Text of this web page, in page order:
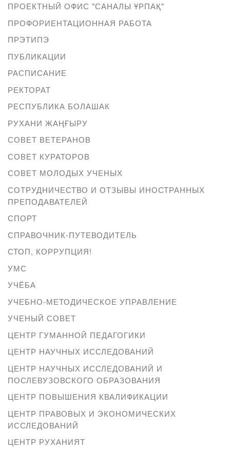
ПРОЕКТНЫЙ ОФИС "САНАЛЫ ҰРПАҚ"
ПРОФОРИЕНТАЦИОННАЯ РАБОТА
ПРЭТИПЭ
ПУБЛИКАЦИИ
РАСПИСАНИЕ
РЕКТОРАТ
РЕСПУБЛИКА БОЛАШАК
РУХАНИ ЖАҢҒЫРУ
СОВЕТ ВЕТЕРАНОВ
СОВЕТ КУРАТОРОВ
СОВЕТ МОЛОДЫХ УЧЕНЫХ
СОТРУДНИЧЕСТВО И ОТЗЫВЫ ИНОСТРАННЫХ
ПРЕПОДАВАТЕЛЕЙ
СПОРТ
СПРАВОЧНИК-ПУТЕВОДИТЕЛЬ
СТОП, КОРРУПЦИЯ!
УМС
УЧЁБА
УЧЕБНО-МЕТОДИЧЕСКОЕ УПРАВЛЕНИЕ
УЧЕНЫЙ СОВЕТ
ЦЕНТР ГУМАННОЙ ПЕДАГОГИКИ
ЦЕНТР НАУЧНЫХ ИССЛЕДОВАНИЙ
ЦЕНТР НАУЧНЫХ ИССЛЕДОВАНИЙ И
ПОСЛЕВУЗОВСКОГО ОБРАЗОВАНИЯ
ЦЕНТР ПОВЫШЕНИЯ КВАЛИФИКАЦИИ
ЦЕНТР ПРАВОВЫХ И ЭКОНОМИЧЕСКИХ
ИССЛЕДОВАНИЙ
ЦЕНТР РУХАНИЯТ